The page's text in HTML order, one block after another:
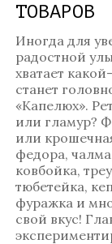
ТОВАРОВ
Иногда для
радостной
хватает
станет
«Капелюх».
или гламур?
или
федора,
ковбойка,
тюбетейка,
фуражка и
свой вкус!